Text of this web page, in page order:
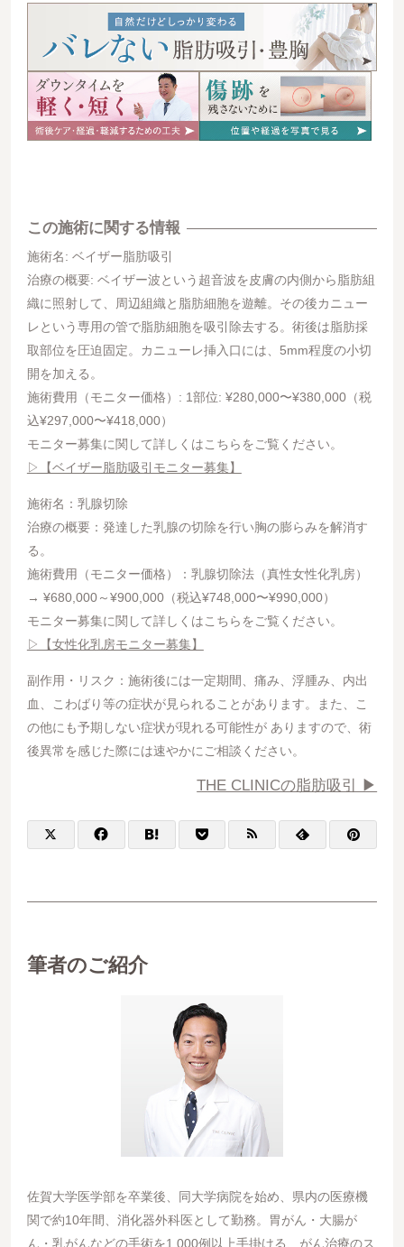
この施術に関する情報
施術名: ベイザー脂肪吸引
治療の概要: ベイザー波という超音波を皮膚の内側から脂肪組
織に照射して、周辺組織と脂肪細胞を遊離。その後カニュー
レという専用の管で脂肪細胞を吸引除去する。術後は脂肪採
取部位を圧迫固定。カニューレ挿入口には、5mm程度の小切
開を加える。
施術費用（モニター価格）: 1部位: ¥280,000〜¥380,000（税
込¥297,000〜¥418,000）
モニター募集に関して詳しくはこちらをご覧ください。
▷【ベイザー脂肪吸引モニター募集】
施術名：乳腺切除
治療の概要：発達した乳腺の切除を行い胸の膨らみを解消す
る。
施術費用（モニター価格）：乳腺切除法（真性女性化乳房）
→ ¥680,000～¥900,000（税込¥748,000〜¥990,000）
モニター募集に関して詳しくはこちらをご覧ください。
▷【女性化乳房モニター募集】
副作用・リスク：施術後には一定期間、痛み、浮腫み、内出
血、こわばり等の症状が見られることがあります。また、こ
の他にも予期しない症状が現れる可能性が ありますので、術
後異常を感じた際には速やかにご相談ください。
THE CLINICの脂肪吸引 ▶︎
筆者のご紹介
佐賀大学医学部を卒業後、同大学病院を始め、県内の医療機
関で約10年間、消化器外科医として勤務。胃がん・大腸が
ん・乳がんなどの手術を1,000例以上手掛ける、がん治療のス